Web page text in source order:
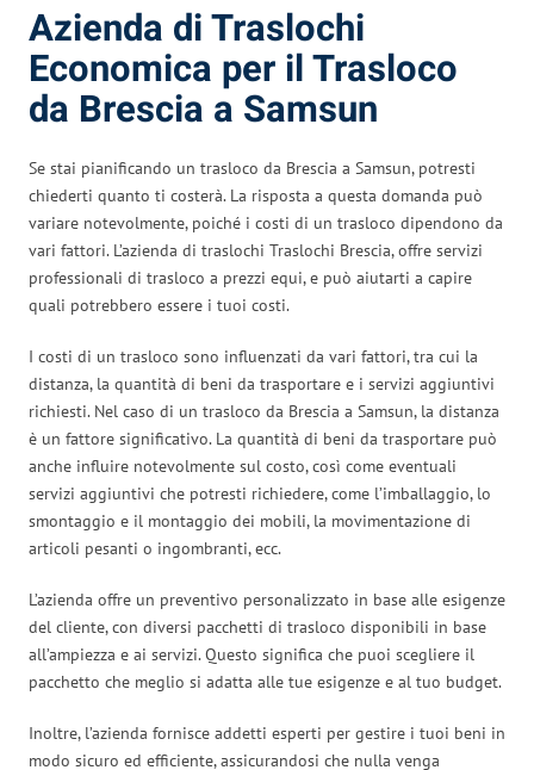
Azienda di Traslochi
Economica per il Trasloco
da Brescia a Samsun
Se stai pianificando un trasloco da Brescia a Samsun, potresti
chiederti quanto ti costerà. La risposta a questa domanda può
variare notevolmente, poiché i costi di un trasloco dipendono da
vari fattori. L’azienda di traslochi Traslochi Brescia, offre servizi
professionali di trasloco a prezzi equi, e può aiutarti a capire
quali potrebbero essere i tuoi costi.
I costi di un trasloco sono influenzati da vari fattori, tra cui la
distanza, la quantità di beni da trasportare e i servizi aggiuntivi
richiesti. Nel caso di un trasloco da Brescia a Samsun, la distanza
è un fattore significativo. La quantità di beni da trasportare può
anche influire notevolmente sul costo, così come eventuali
servizi aggiuntivi che potresti richiedere, come l’imballaggio, lo
smontaggio e il montaggio dei mobili, la movimentazione di
articoli pesanti o ingombranti, ecc.
L’azienda offre un preventivo personalizzato in base alle esigenze
del cliente, con diversi pacchetti di trasloco disponibili in base
all’ampiezza e ai servizi. Questo significa che puoi scegliere il
pacchetto che meglio si adatta alle tue esigenze e al tuo budget.
Inoltre, l’azienda fornisce addetti esperti per gestire i tuoi beni in
modo sicuro ed efficiente, assicurandosi che nulla venga